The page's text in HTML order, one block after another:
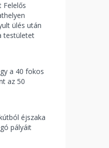
Felelős
ülés után
testületet
a 40 fokos
az 50
éjszaka
pályáit